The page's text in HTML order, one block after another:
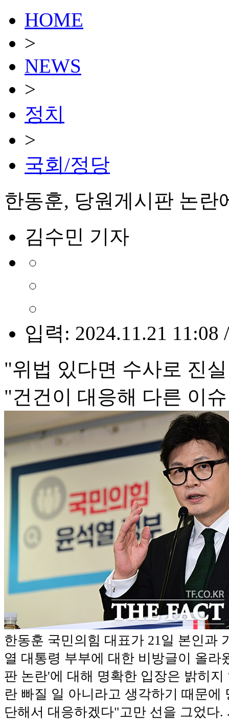
HOME
>
NEWS
>
정치
>
국회/정당
한동훈, 당원게시판 논
김수민 기자
입력: 2024.11.21 11:08
"위법 있다면 수사로 진
"건건이 대응해 다른 이
한동훈 국민의힘 대표가 21일 본인과
열 대통령 부부에 대한 비방글이 올라
판 논란'에 대해 명확한 입장은 밝히
란 빠질 일 아니라고 생각하기 때문에
단해서 대응하겠다"고만 선을 그었다.